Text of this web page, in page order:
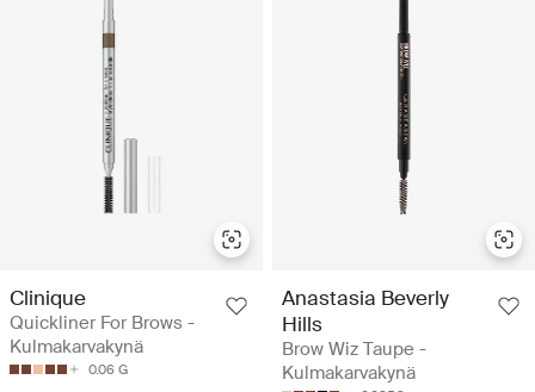
Clinique
Quickliner For Brows -
Kulmakarvakynä
0.06 G
Anastasia Beverly
Hills
Brow Wiz Taupe -
Kulmakarvakynä